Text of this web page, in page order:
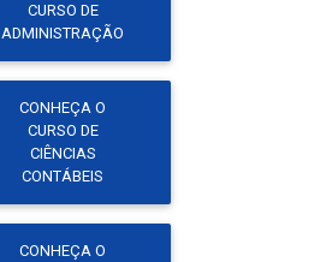
CURSO DE
ADMINISTRAÇÃO
CONHEÇA O
CURSO DE
CIÊNCIAS
CONTÁBEIS
CONHEÇA O